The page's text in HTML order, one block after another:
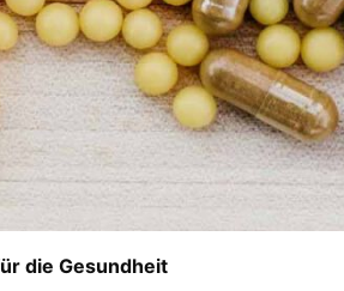
die Gesundheit